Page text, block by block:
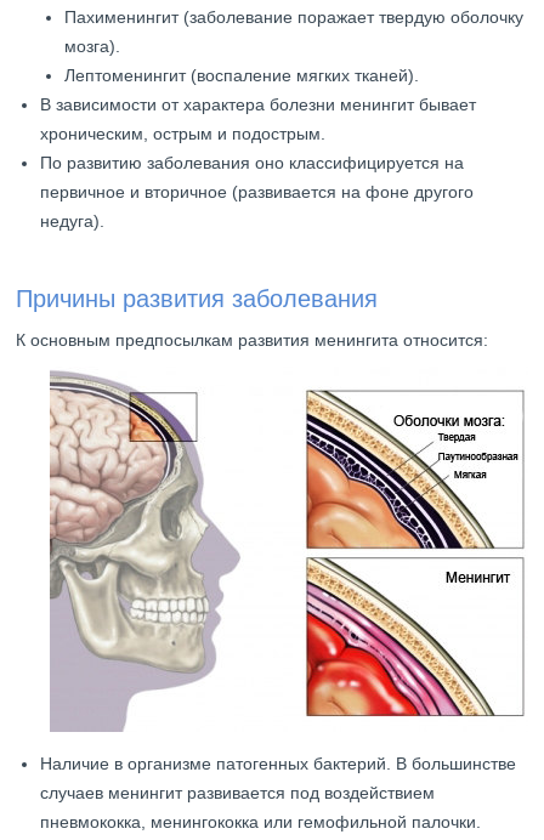
Пахименингит (заболевание поражает твердую оболочку
мозга).
Лептоменингит (воспаление мягких тканей).
В зависимости от характера болезни менингит бывает
хроническим, острым и подострым.
По развитию заболевания оно классифицируется на
первичное и вторичное (развивается на фоне другого
недуга).
Причины развития заболевания
К основным предпосылкам развития менингита относится:
Наличие в организме патогенных бактерий. В большинстве
случаев менингит развивается под воздействием
пневмококка, менингококка или гемофильной палочки.